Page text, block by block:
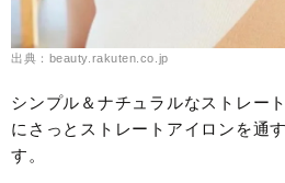
出典：beauty.rakuten.co.jp
シンプル＆ナチュラルなストレー
にさっとストレートアイロンを通
す。